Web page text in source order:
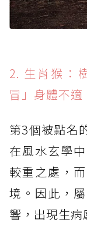
2. 生肖猴：
冒」身體不適
第3個被點名
在風水玄學
較重之處，
境。因此，
響，出現生病